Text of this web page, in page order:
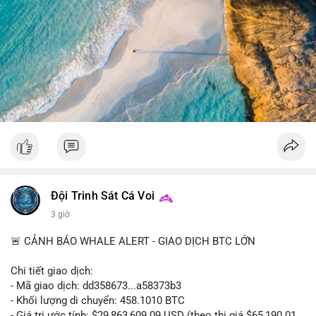
giao dịch này trong vài khối tiếp theo. Nếu BTC vào ví sàn, cần
chuẩn bị cho biến động giá tăng; nếu vào ví lạnh, có thể yên
tâm hơn về xu hướng dài hạn. Không nên hành động vội vàng
dựa trên một giao dịch đơn lẻ, hãy quan sát thêm dòng tiền
trong 24-48 giờ để xác nhận xu hướng.
#52dot09btc #chuyenvilanh #tichluydaihan #mempoolbtc
#giaodichlon
Đội Trinh Sát Cá Voi
3 giờ
🚨 CẢNH BÁO WHALE ALERT - GIAO DỊCH BTC LỚN
Chi tiết giao dịch:
- Mã giao dịch: dd358673...a58373b3
- Khối lượng di chuyển: 458.1010 BTC